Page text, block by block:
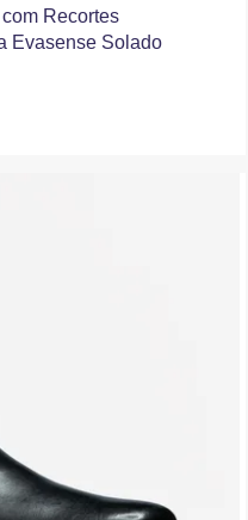
Recortes
Evasense Solado